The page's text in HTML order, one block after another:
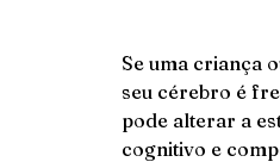
Se uma criança
seu cérebro é
pode alterar a
cognitivo e